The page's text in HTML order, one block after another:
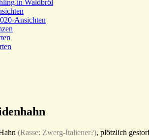
in Waldbröl
Ansichten
(Rasse: Zwerg-Italiener?), plötzlich